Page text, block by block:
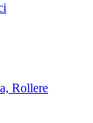
Rollere